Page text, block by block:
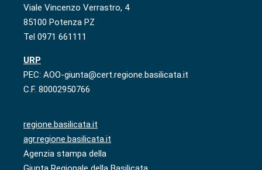
Viale Vincenzo Verrastro, 4
85100 Potenza PZ
Tel 0971 661111
URP
PEC: AOO-giunta@cert.regione.basilicata.it
C.F. 80002950766
regione.basilicata.it
agr.regione.basilicata.it
Agenzia stampa della